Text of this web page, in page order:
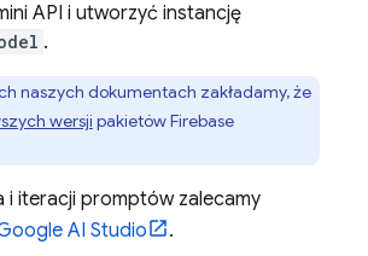
API i utworzyć instancję
.
naszych dokumentach zakładamy, że
wersji pakietówFirebase
i iteracji promptów zalecamy
AI Studio
.